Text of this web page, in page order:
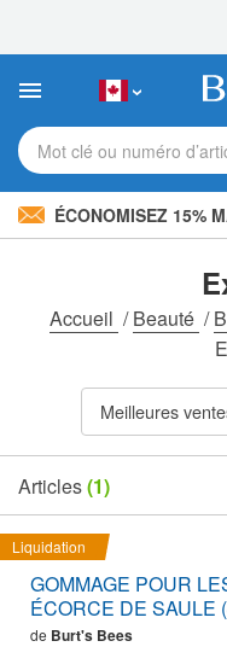
:
site
comprend
un
d'accessibilité.
Mot clé ou numéro
ÉCONOMISEZ 15%
Accueil /Beauté /
Meilleures
Articles(1)
Liquidation
GOMMAGE POUR
ÉCORCE DE SAULE
de Burt's Bees